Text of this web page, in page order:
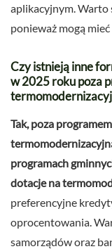
aplikacyjnym. Warto
ponieważ mogą
Czy istnieją inne
w 2025 roku poza
Tak, poza
programach
dotacje na
preferencyjne
oprocentowania.
samorządów oraz